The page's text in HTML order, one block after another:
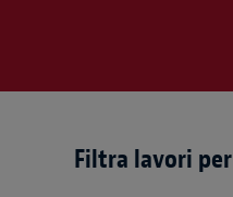
Filtra lavori per